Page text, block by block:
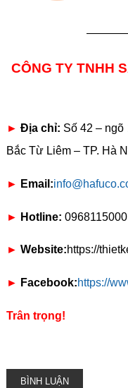
CÔNG TY TNHH
► Địa chỉ: Số 42 –
Bắc Từ Liêm – TP. Hà
► Email:
► Hotline:
► Website:https://
► Facebook:https://
Trân trọng!
BÌNH LUẬN